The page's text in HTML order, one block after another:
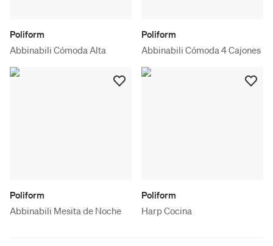
Poliform
Abbinabili Cómoda Alta
Poliform
Abbinabili Cómoda 4 Cajones
Poliform
Abbinabili Mesita de Noche
Poliform
Harp Cocina